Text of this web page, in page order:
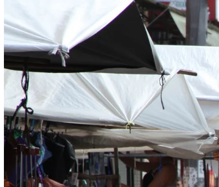
empresa culpa demanda global impulsionada pela IA